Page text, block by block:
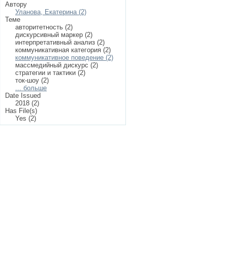
Автору
Уланова, Екатерина (2)
Теме
авторитетность (2)
дискурсивный маркер (2)
интерпретативный анализ (2)
коммуникативная категория (2)
коммуникативное поведение (2)
массмедийный дискурс (2)
стратегии и тактики (2)
ток-шоу (2)
... больше
Date Issued
2018 (2)
Has File(s)
Yes (2)